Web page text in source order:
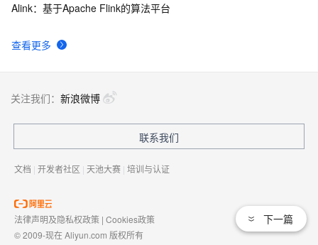
查看更多
Alink：基于Apache Flink的算法平台
下一篇
关注我们： 新浪微博
联系我们
文档 | 开发者社区 | 天池大赛 | 培训与认证
法律声明及隐私权政策 | Cookies政策
© 2009-现在 Aliyun.com 版权所有